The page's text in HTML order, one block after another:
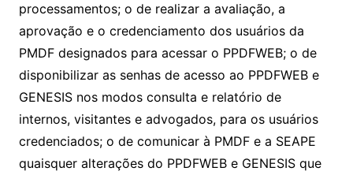
processamentos; o de realizar a avaliação, a
aprovação e o credenciamento dos usuários da
PMDF designados para acessar o PPDFWEB; o de
disponibilizar as senhas de acesso ao PPDFWEB e
GENESIS nos modos consulta e relatório de
internos, visitantes e advogados, para os usuários
credenciados; o de comunicar à PMDF e a SEAPE
quaisquer alterações do PPDFWEB e GENESIS que